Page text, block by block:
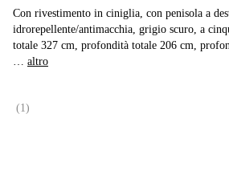
Con rivestimento in ciniglia, con penisola a
idrorepellente/antimacchia, grigio scuro, a
totale 327 cm, profondità totale 206 cm,
… altro
(1 )